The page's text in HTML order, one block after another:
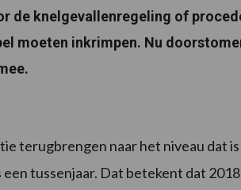
de knelgevallenregeling of
moeten inkrimpen. Nu
terugbrengen naar het niveau dat
tussenjaar. Dat betekent dat